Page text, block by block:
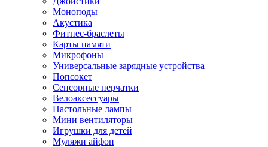
Моноподы
Акустика
Фитнес-браслеты
Карты памяти
Микрофоны
Универсальные зарядные устройства
Попсокет
Сенсорные перчатки
Велоаксессуары
Настольные лампы
Мини вентиляторы
Игрушки для детей
Муляжи айфон